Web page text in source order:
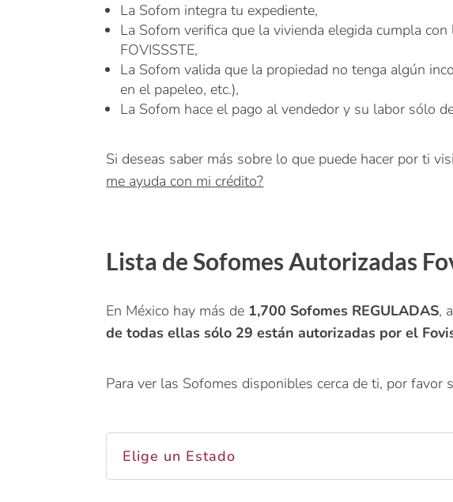
La Sofom integra tu expediente,
La Sofom verifica que la vivienda elegida cumpla
FOVISSSTE,
La Sofom valida que la propiedad no tenga algún
en el papeleo, etc.),
La Sofom hace el pago al vendedor y su labor sólo
Si deseas saber más sobre lo que puede hacer por ti
me ayuda con mi crédito?
Lista de Sofomes Autorizadas
En México hay más de 1,700 Sofomes REGULADAS,
de todas ellas sólo 29 están autorizadas por el
Para ver las Sofomes disponibles cerca de ti, por favor
Elige un Estado